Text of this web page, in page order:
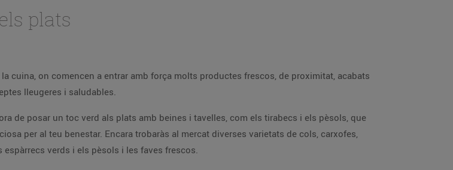
plats
cuina, on comencen a entrar amb força molts productes frescos, de proximitat, acabats
lleugeres i saludables.
de posar un toc verd als plats amb beines i tavelles, com els tirabecs i els pèsols, que
per al teu benestar. Encara trobaràs al mercat diverses varietats de cols, carxofes,
verds i els pèsols i les faves frescos.